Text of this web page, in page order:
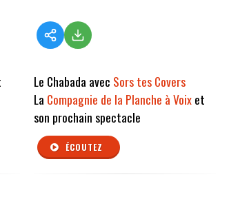
Le Chabada avec Sors tes Covers
La Compagnie de la Planche à Voixet
son prochain spectacle
ÉCOUTEZ